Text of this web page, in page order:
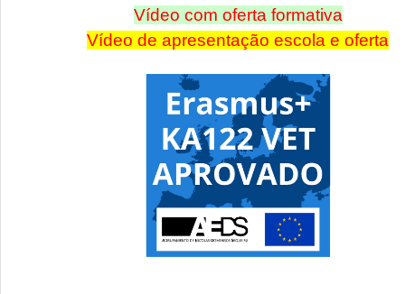
Vídeo com oferta formativa
Vídeo de apresentação escola e oferta